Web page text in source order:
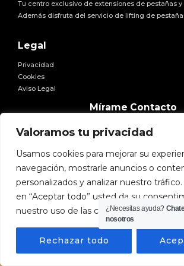
Valoramos tu privacidad
Usamos cookies para mejorar su
navegación, mostrarle anuncios o
personalizados y analizar nuestro
en “Aceptar todo” usted da su
nuestro uso de las cookies.
Rechazar todo
Tu centro exclusivo de extensiones de pestañas
Además disfruta del servicio de lifting de
Legal
Privacidad
Cookies
Aviso Legal
Mírame Contacto
E-mail: hola@miramexxl.com
Copyright © 2026
¿Necesitas ayuda?
nosotros